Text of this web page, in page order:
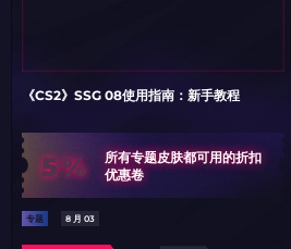
《CS2》SSG 08使用指南：新手教程
5%
所有专题皮肤都可用的折扣
优惠卷
专题 8 月 03